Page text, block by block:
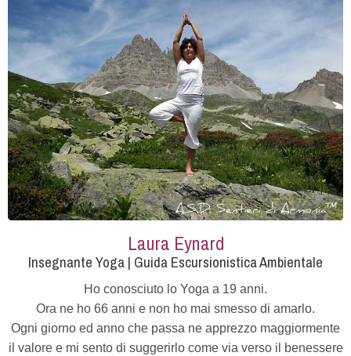
Laura Eynard
Insegnante Yoga | Guida Escursionistica Ambientale
Ho conosciuto lo Yoga a 19 anni.
Ora ne ho 66 anni e non ho mai smesso di amarlo.
Ogni giorno ed anno che passa ne apprezzo maggiormente
il valore e mi sento di suggerirlo come via verso il benessere